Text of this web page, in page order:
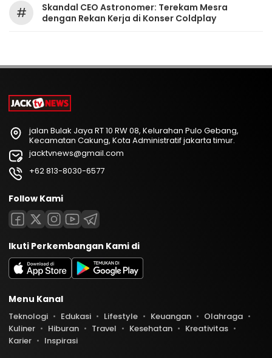
#
Skandal CEO Astronomer: Terekam Mesra
dengan Rekan Kerja di Konser Coldplay
jalan Bulak Jaya RT 10 RW 08, Kelurahan Pulo Gebang,
Kecamatan Cakung, Kota Administratif jakarta timur.
jacktvnews@gmail.com
+62 813-8030-6577
Follow Kami
Ikuti Perkembangan Kami di
Menu Kanal
Teknologi Edukasi Lifestyle Keuangan
Olahraga
Kuliner
Hiburan Travel Kesehatan
Kreativitas
Karier
Inspirasi